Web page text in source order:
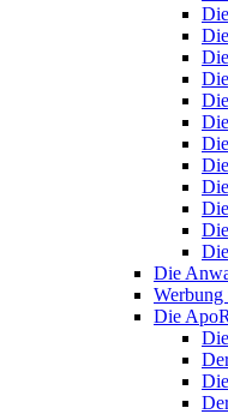
Die
Werbung
Die